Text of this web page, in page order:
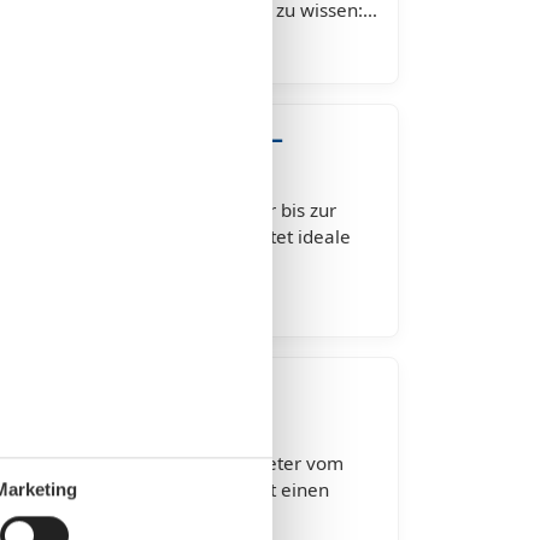
auf der Insel Usedom. Wichtig zu wissen:…
direkt am Strand –
am Strand – nur 100 Meter bis zur
direkt am Strand bietet ideale
– Ihre Unterkunft nur 100 Meter vom
Trassenheide verspricht einen
Unterkunft, die…